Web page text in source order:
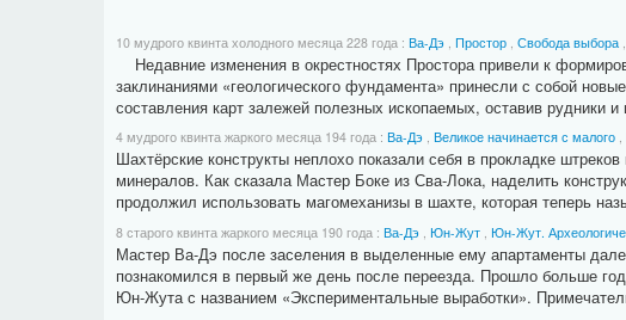
10 мудрого квинта холодного месяца 228 года : Ва-Дэ Простор, Свобода выбора,
Недавние изменения в окрестностях Простора привели к
заклинаниями «геологического фундамента» принесли с собой
составления карт залежей полезных ископаемых, оставив
4 мудрого квинта жаркого месяца 194 года : Ва-Дэ , Великое начинается с малого,
Шахтёрские конструкты неплохо показали себя в прокладке
минералов. Как сказала Мастер Боке из Сва-Лока, наделить
продолжил использовать магомеханизы в шахте, которая теперь
8 старого квинта жаркого месяца 190 года : Ва-Дэ Юн-Жут, Юн-Жут.
Мастер Ва-Дэ после заселения в выделенные ему апартаменты
познакомился в первый же день после переезда. Прошло больше
Юн-Жута с названием «Экспериментальные выработки».